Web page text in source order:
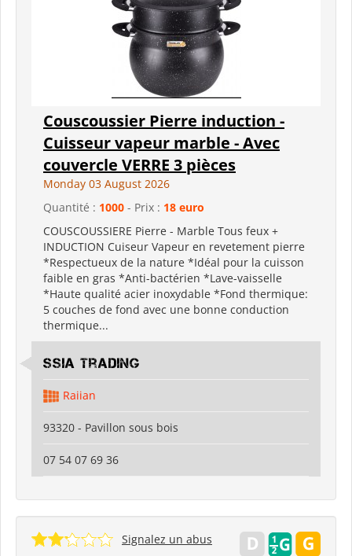
Couscoussier Pierre induction -
Cuisseur vapeur marble - Avec
couvercle VERRE 3 pièces
Monday 03 August 2026
Quantité : 1000 - Prix : 18 euro
COUSCOUSSIERE Pierre - Marble Tous feux +
INDUCTION Cuiseur Vapeur en revetement pierre
*Respectueux de la nature *Idéal pour la cuisson
faible en gras *Anti-bactérien *Lave-vaisselle
*Haute qualité acier inoxydable *Fond thermique:
5 couches de fond avec une bonne conduction
thermique...
SSIA Trading
Raiian
93320 - Pavillon sous bois
07 54 07 69 36
Signalez un abus